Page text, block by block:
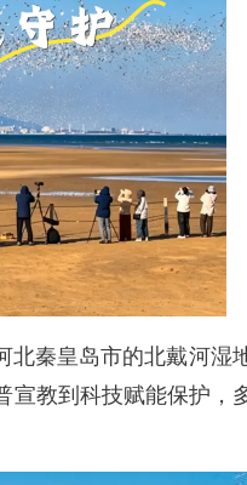
秦皇岛市的北戴河湿
教到科技赋能保护，